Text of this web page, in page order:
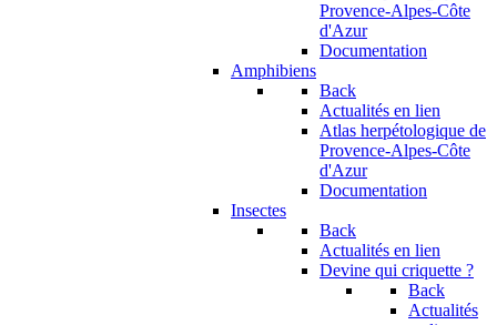
Provence-Alpes-Côte
d'Azur
Documentation
Amphibiens
Back
Actualités en lien
Atlas herpétologique de
Provence-Alpes-Côte
d'Azur
Documentation
Insectes
Back
Actualités en lien
Devine qui criquette ?
Back
Actualités